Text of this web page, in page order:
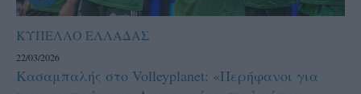
ΚΥΠΕΛΛΟ ΕΛΛΑΔΑΣ
22/03/2026
Κασαμπαλής στο Volleyplanet: «Περήφανοι για